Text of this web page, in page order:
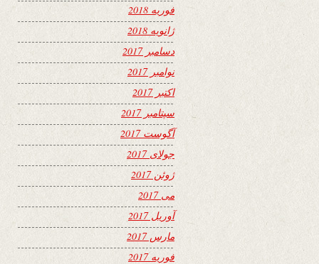
فوریه 2018
ژانویه 2018
دسامبر 2017
نوامبر 2017
اکتبر 2017
سپتامبر 2017
آگوست 2017
جولای 2017
ژوئن 2017
می 2017
آوریل 2017
مارس 2017
فوریه 2017